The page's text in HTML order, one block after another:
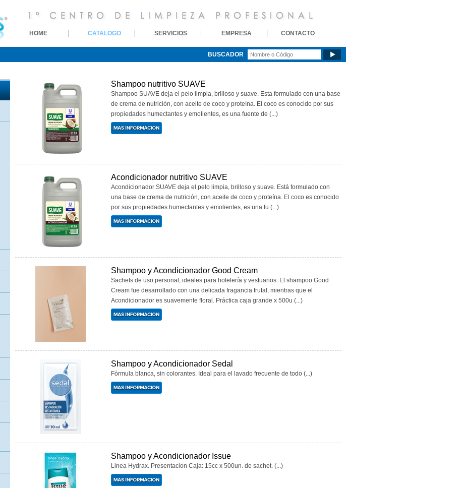
HOME CATALOGO SERVICIOS EMPRESA CONTACTO
BUSCADOR
Shampoo nutritivo SUAVE
Shampoo SUAVE deja el pelo limpia, brilloso y suave. Esta formulado con una base
de crema de nutrición, con aceite de coco y proteína. El coco es conocido por sus
propiedades humectantes y emolientes, es una fuente de (...)
Acondicionador nutritivo SUAVE
Acondicionador SUAVE deja el pelo limpia, brilloso y suave. Está formulado con
una base de crema de nutrición, con aceite de coco y proteína. El coco es conocido
por sus propiedades humectantes y emolientes, es una fu (...)
Shampoo y Acondicionador Good Cream
Sachets de uso personal, ideales para hotelería y vestuarios. El shampoo Good
Cream fue desarrollado con una delicada fragancia frutal, mientras que el
Acondicionador es suavemente floral. Práctica caja grande x 500u (...)
Shampoo y Acondicionador Sedal
Fórmula blanca, sin colorantes. Ideal para el lavado frecuente de todo (...)
Shampoo y Acondicionador Issue
Linea Hydrax. Presentacion Caja: 15cc x 500un. de sachet. (...)